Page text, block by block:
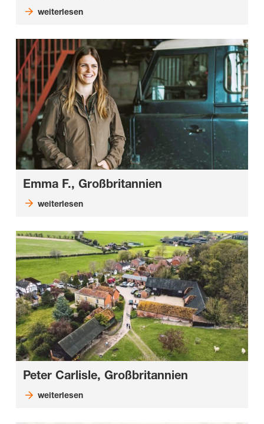
weiterlesen
Emma F., Großbritannien
weiterlesen
Peter Carlisle, Großbritannien
weiterlesen